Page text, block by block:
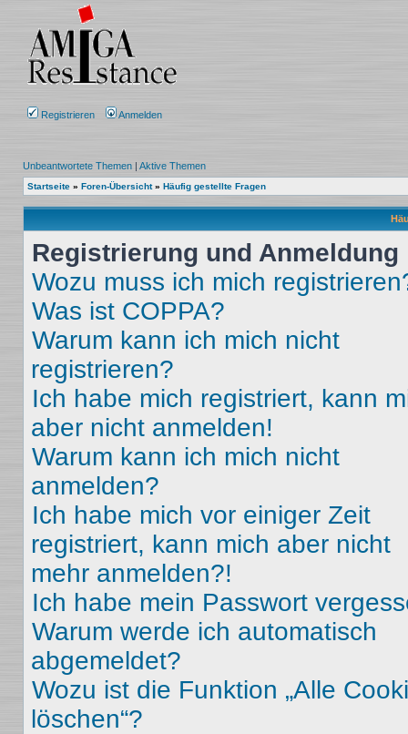
Registrieren Anmelden
Unbeantwortete Themen | Aktive Themen
Startseite » Foren-Übersicht» Häufig gestellte Fragen
Registrierung und Anmeldung
Wozu muss ich mich
Was ist COPPA?
Warum kann ich mich nicht
registrieren?
Ich habe mich registriert, kann
aber nicht anmelden!
Warum kann ich mich nicht
anmelden?
Ich habe mich vor einiger Zeit
registriert, kann mich aber nicht
mehr anmelden?!
Ich habe mein Passwort
Warum werde ich automatisch
abgemeldet?
Wozu ist die Funktion „Alle
löschen“?